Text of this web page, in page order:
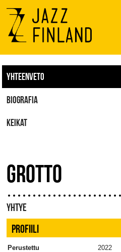
Menu
YHTEENVETO
BIOGRAFIA
KEIKAT
GROTTO
YHTYE
PROFIILI
Perustettu
2022